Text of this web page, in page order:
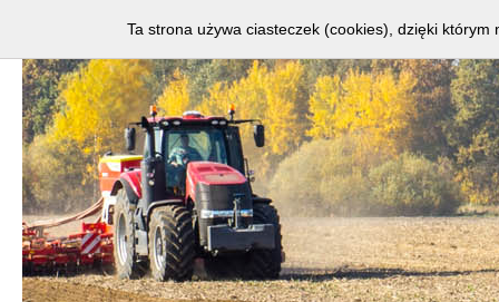
Ta strona używa ciasteczek (cookies), dzięki którym